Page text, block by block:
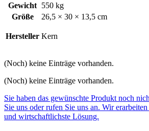
Gewicht 550 kg
Größe
26,5 × 30 × 13,5 cm
Hersteller Kern
(Noch) keine Einträge vorhanden.
(Noch) keine Einträge vorhanden.
Sie haben das gewünschte Produkt noch
Sie uns oder rufen Sie uns an. Wir
und wirtschaftlichste Lösung.